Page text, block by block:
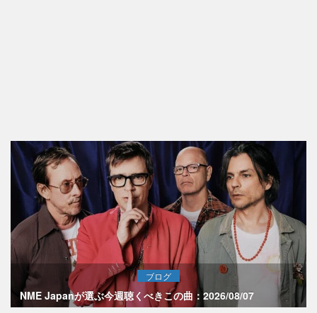
ブログ
NME Japanが選ぶ今週聴くべきこの曲：2026/08/07